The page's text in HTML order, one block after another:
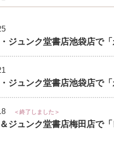
ジュンク堂書店池袋店で
ジュンク堂書店池袋店で
＜終了しました＞
ジュンク堂書店梅田店で